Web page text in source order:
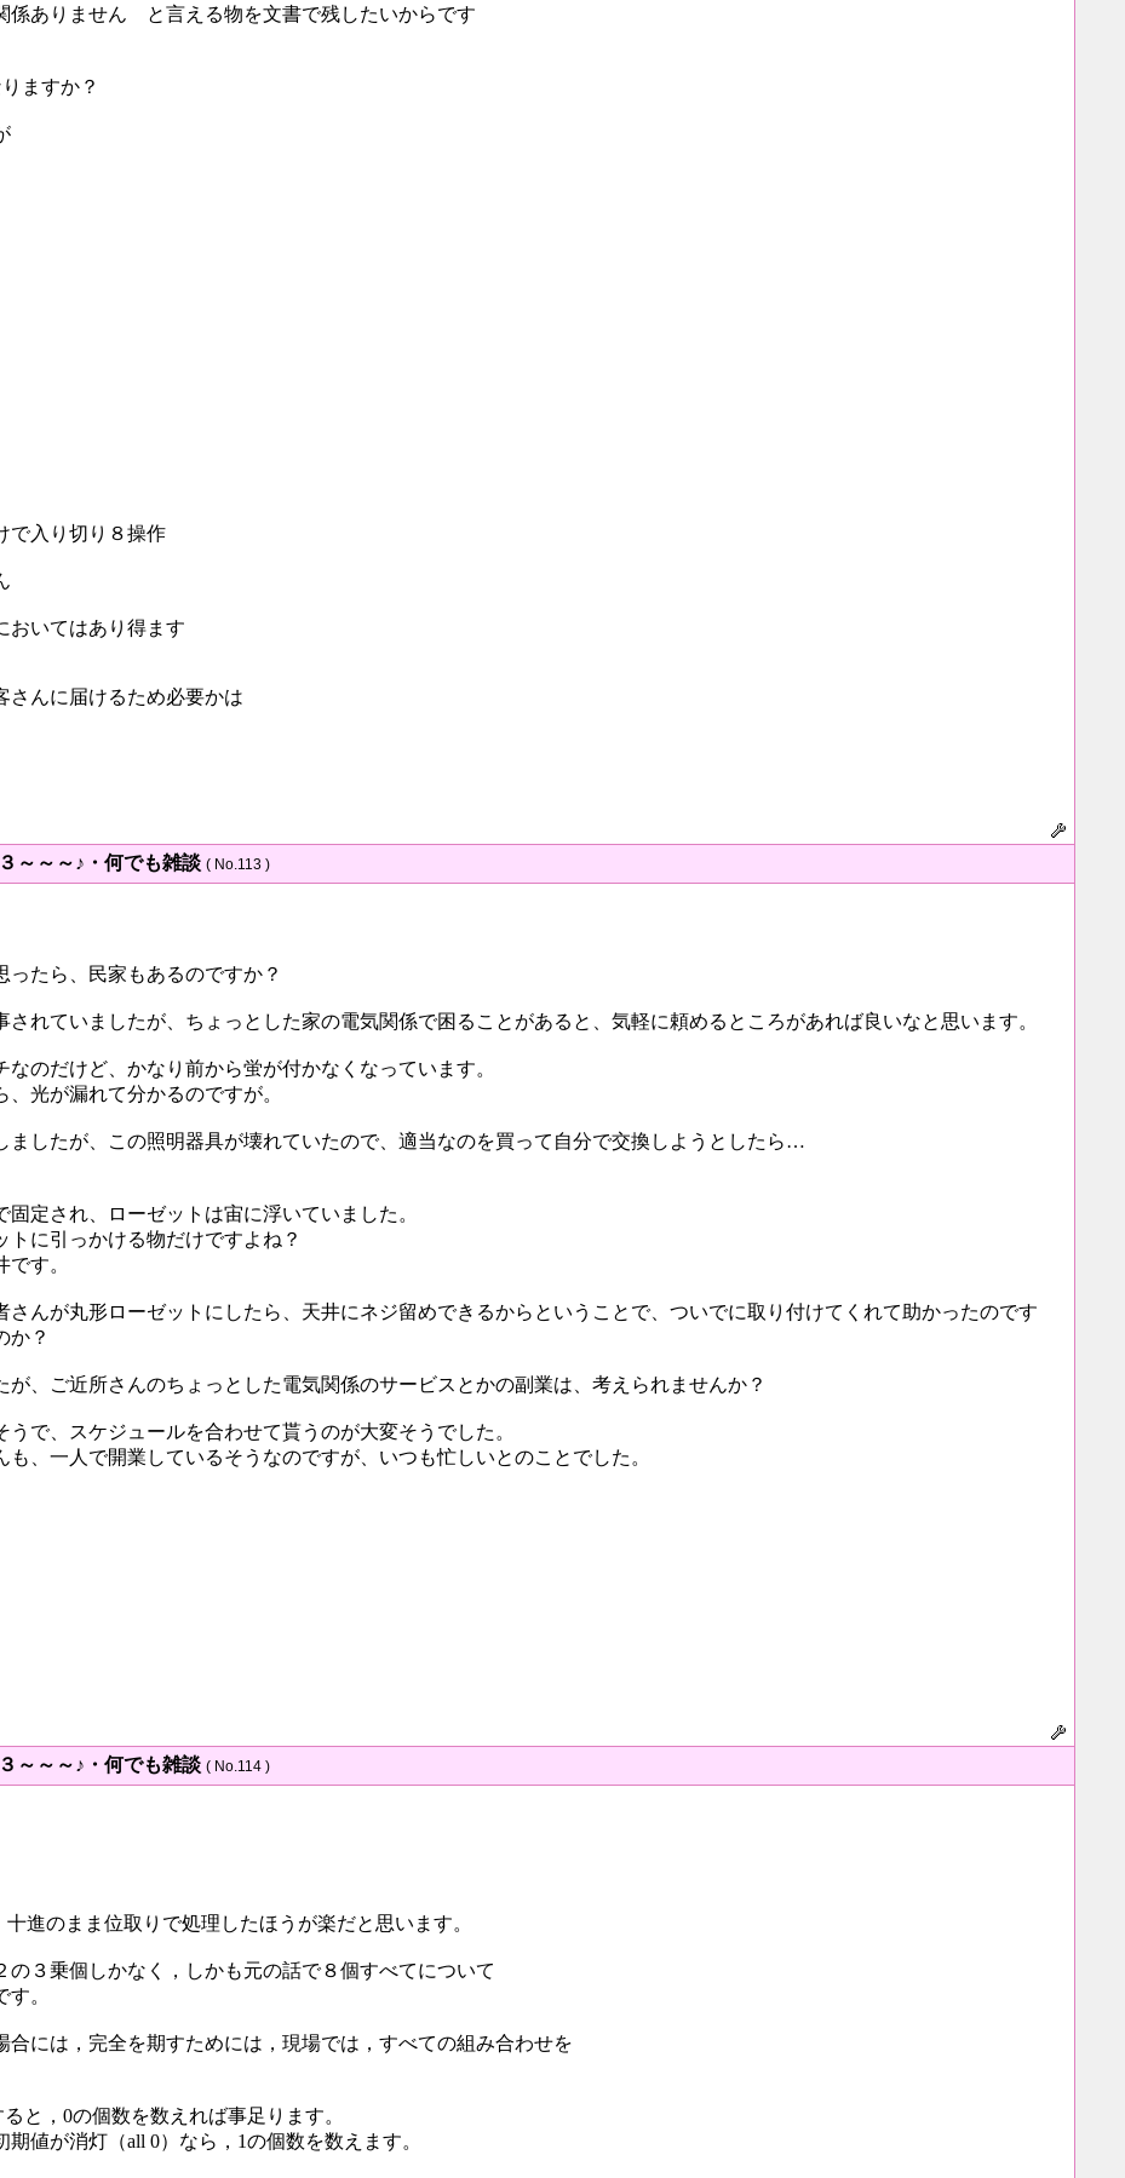
係ありません と言える物を文書で残したいからです
ますか？
で入り切り８操作
おいてはあり得ます
さんに届けるため必要かは
～～～♪・何でも雑談 ( No.113 )
たら、民家もあるのですか？
れていましたが、ちょっとした家の電気関係で困ることがあると、気軽に頼めるところがあれば良いなと思います。
のだけど、かなり前から蛍が付かなくなっています。
光が漏れて分かるのですが。
ましたが、この照明器具が壊れていたので、適当なのを買って自分で交換しようとしたら…
定され、ローゼットは宙に浮いていました。
に引っかける物だけですよね？
す。
んが丸形ローゼットにしたら、天井にネジ留めできるからということで、ついでに取り付けてくれて助かったのです
か？
、ご近所さんのちょっとした電気関係のサービスとかの副業は、考えられませんか？
で、スケジュールを合わせて貰うのが大変そうでした。
、一人で開業しているそうなのですが、いつも忙しいとのことでした。
～～～♪・何でも雑談 ( No.114 )
進のまま位取りで処理したほうが楽だと思います。
３乗個しかなく，しかも元の話で８個すべてについて
。
には，完全を期すためには，現場では，すべての組み合わせを
と，0の個数を数えれば事足ります。
値が消灯（all 0）なら，1の個数を数えます。